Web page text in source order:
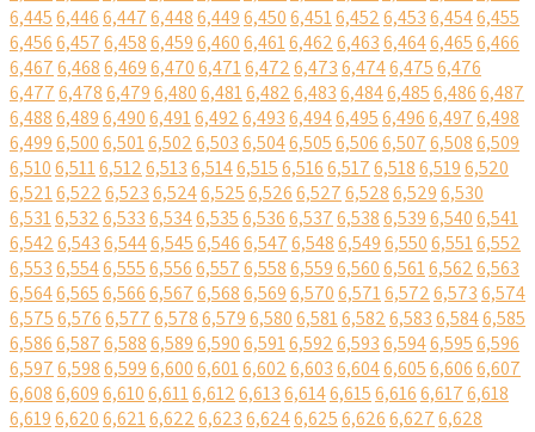
6,4456,4466,4476,4486,4496,4506,4516,4526,4536,4546,455
6,4566,4576,4586,4596,4606,4616,4626,4636,4646,4656,466
6,4676,4686,4696,4706,4716,4726,4736,4746,4756,476
6,4776,4786,4796,4806,4816,4826,4836,4846,4856,4866,487
6,4886,4896,4906,4916,4926,4936,4946,4956,4966,4976,498
6,4996,5006,5016,5026,5036,5046,5056,5066,5076,5086,509
6,5106,5116,5126,5136,5146,5156,5166,5176,5186,5196,520
6,5216,5226,5236,5246,5256,5266,5276,5286,5296,530
6,5316,5326,5336,5346,5356,5366,5376,5386,5396,5406,541
6,5426,5436,5446,5456,5466,5476,5486,5496,5506,5516,552
6,5536,5546,5556,5566,5576,5586,5596,5606,5616,5626,563
6,5646,5656,5666,5676,5686,5696,5706,5716,5726,5736,574
6,5756,5766,5776,5786,5796,5806,5816,5826,5836,5846,585
6,5866,5876,5886,5896,5906,5916,5926,5936,5946,5956,596
6,5976,5986,5996,6006,6016,6026,6036,6046,6056,6066,607
6,6086,6096,6106,6116,6126,6136,6146,6156,6166,6176,618
6,6196,6206,6216,6226,6236,6246,6256,6266,6276,628